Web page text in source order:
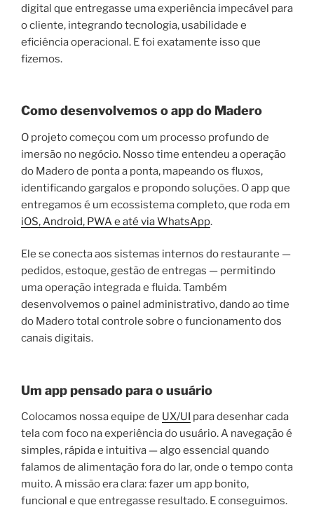
digital que entregasse uma experiência impecável para
o cliente, integrando tecnologia, usabilidade e
eficiência operacional. E foi exatamente isso que
fizemos.
Como desenvolvemos o app do Madero
O projeto começou com um processo profundo de
imersão no negócio. Nosso time entendeu a operação
do Madero de ponta a ponta, mapeando os fluxos,
identificando gargalos e propondo soluções. O app que
entregamos é um ecossistema completo, que roda em
iOS, Android, PWA e até via WhatsApp.
Ele se conecta aos sistemas internos do restaurante —
pedidos, estoque, gestão de entregas — permitindo
uma operação integrada e fluida. Também
desenvolvemos o painel administrativo, dando ao time
do Madero total controle sobre o funcionamento dos
canais digitais.
Um app pensado para o usuário
Colocamos nossa equipe de UX/UI para desenhar cada
tela com foco na experiência do usuário. A navegação é
simples, rápida e intuitiva — algo essencial quando
falamos de alimentação fora do lar, onde o tempo conta
muito. A missão era clara: fazer um app bonito,
funcional e que entregasse resultado. E conseguimos.